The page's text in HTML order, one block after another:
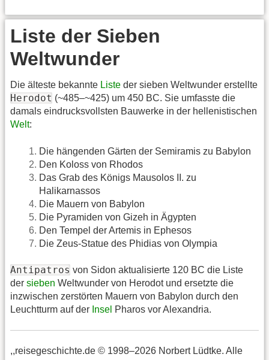
Liste der Sieben
Weltwunder
Die älteste bekannte Liste der sieben Weltwunder erstellte
Herodot (~485–~425) um 450 BC. Sie umfasste die
damals eindrucksvollsten Bauwerke in der hellenistischen
Welt:
Die hängenden Gärten der Semiramis zu Babylon
Den Koloss von Rhodos
Das Grab des Königs Mausolos II. zu
Halikarnassos
Die Mauern von Babylon
Die Pyramiden von Gizeh in Ägypten
Den Tempel der Artemis in Ephesos
Die Zeus-Statue des Phidias von Olympia
Antipatros von Sidon aktualisierte 120 BC die Liste
der sieben Weltwunder von Herodot und ersetzte die
inzwischen zerstörten Mauern von Babylon durch den
Leuchtturm auf der Insel Pharos vor Alexandria.
,,reisegeschichte.de © 1998–2026 Norbert Lüdtke. Alle